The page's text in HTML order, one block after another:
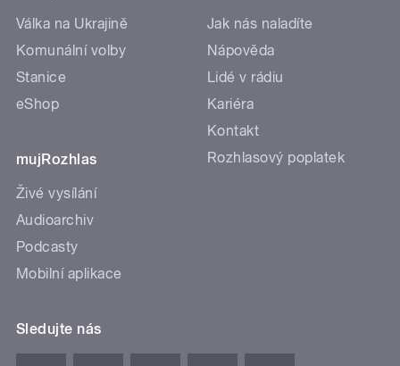
Válka na Ukrajině
Komunální volby
Stanice
eShop
mujRozhlas
Živé vysílání
Audioarchiv
Podcasty
Mobilní aplikace
Jak nás naladíte
Nápověda
Lidé v rádiu
Kariéra
Kontakt
Rozhlasový poplatek
Sledujte nás